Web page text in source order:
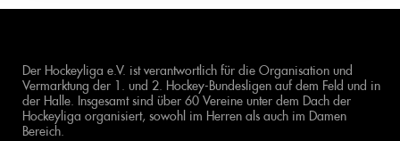
Der Hockeyliga e.V. ist verantwortlich für die Organisation und
Vermarktung der 1. und 2. Hockey-Bundesligen auf dem Feld und in
der Halle. Insgesamt sind über 60 Vereine unter dem Dach der
Hockeyliga organisiert, sowohl im Herren als auch im Damen
Bereich.